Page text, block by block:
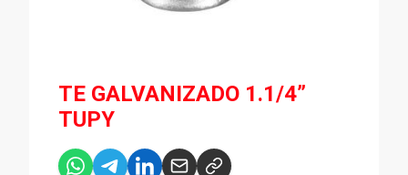
TE GALVANIZADO 1.1/4”
TUPY